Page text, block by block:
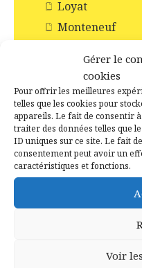
Gérer le
cookies
Pour offrir les meilleures
telles que les cookies pour
appareils. Le fait de consentir
traiter des données telles que
ID uniques sur ce site. Le fait
consentement peut avoir un
caractéristiques et fonctions.
Voir
Loyat
Monteneuf
Néant-sur-Yvel
Paimpont
Ploërmel
Saint-Abraham
Saint-Malo-de-
Taupont
Histoire et
Les Chapelles